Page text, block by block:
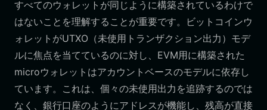
すべてのウォレットが同じように構築されているわけで
はないことを理解することが重要です。ビットコインウ
ォレットがUTXO（未使用トランザクション出力）モデ
ルに焦点を当てているのに対し、EVM用に構築された
microウォレットはアカウントベースのモデルに依存し
ています。これは、個々の未使用出力を追跡するのでは
なく、銀行口座のようにアドレスが機能し、残高が直接